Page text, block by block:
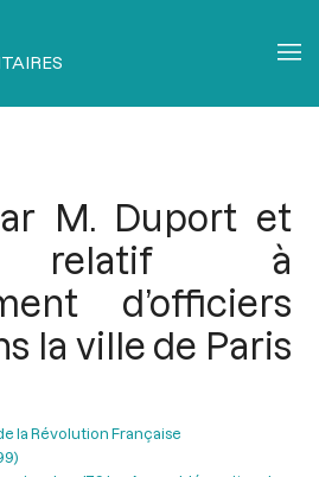
M. Duport et
relatif à
d’officiers
la ville de Paris
la Révolution Française